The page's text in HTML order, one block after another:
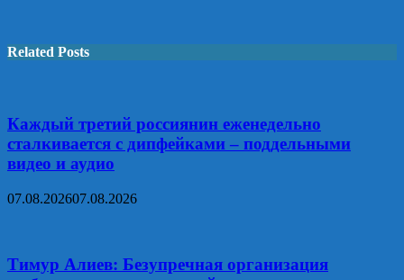
Related Posts
Каждый третий россиянин еженедельно
сталкивается с дипфейками – поддельными
видео и аудио
07.08.202607.08.2026
Тимур Алиев: Безупречная организация